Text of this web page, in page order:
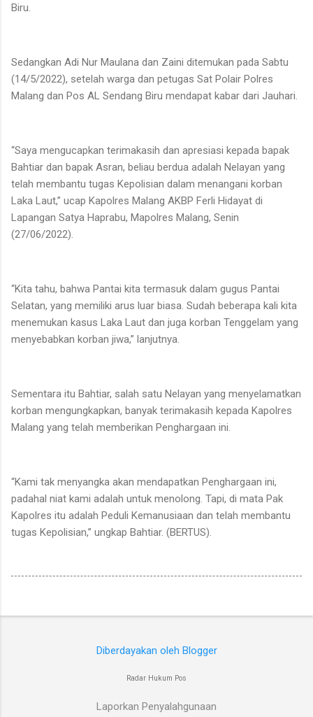
Biru.
Sedangkan Adi Nur Maulana dan Zaini ditemukan pada Sabtu
(14/5/2022), setelah warga dan petugas Sat Polair Polres
Malang dan Pos AL Sendang Biru mendapat kabar dari Jauhari.
“Saya mengucapkan terimakasih dan apresiasi kepada bapak
Bahtiar dan bapak Asran, beliau berdua adalah Nelayan yang
telah membantu tugas Kepolisian dalam menangani korban
Laka Laut,” ucap Kapolres Malang AKBP Ferli Hidayat di
Lapangan Satya Haprabu, Mapolres Malang, Senin
(27/06/2022).
“Kita tahu, bahwa Pantai kita termasuk dalam gugus Pantai
Selatan, yang memiliki arus luar biasa. Sudah beberapa kali kita
menemukan kasus Laka Laut dan juga korban Tenggelam yang
menyebabkan korban jiwa,” lanjutnya.
Sementara itu Bahtiar, salah satu Nelayan yang menyelamatkan
korban mengungkapkan, banyak terimakasih kepada Kapolres
Malang yang telah memberikan Penghargaan ini.
“Kami tak menyangka akan mendapatkan Penghargaan ini,
padahal niat kami adalah untuk menolong. Tapi, di mata Pak
Kapolres itu adalah Peduli Kemanusiaan dan telah membantu
tugas Kepolisian,” ungkap Bahtiar. (BERTUS).
Diberdayakan oleh Blogger
Radar Hukum Pos
Laporkan Penyalahgunaan